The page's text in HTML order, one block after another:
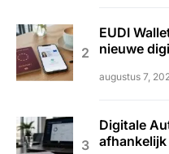
EUDI
nieuwe
augustus 7,
Digitale